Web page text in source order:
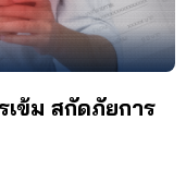
เข้ม สกัดภัยการ